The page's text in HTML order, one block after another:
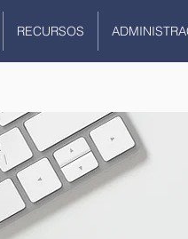
RECURSOS